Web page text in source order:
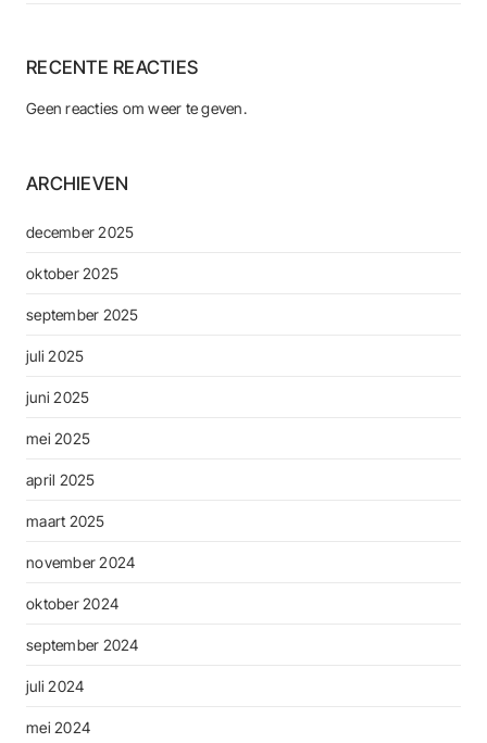
RECENTE REACTIES
Geen reacties om weer te geven.
ARCHIEVEN
december 2025
oktober 2025
september 2025
juli 2025
juni 2025
mei 2025
april 2025
maart 2025
november 2024
oktober 2024
september 2024
juli 2024
mei 2024